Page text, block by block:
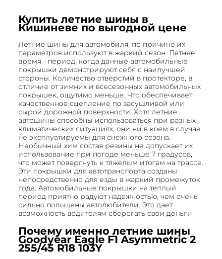
Купить летние шины в
Кишиневе по выгодной цене
Летние шины для автомобиля, по причине их
параметров используют в жаркий сезон. Летнее
время - период, когда данные автомобильные
покрышки демонстрируют себя с наилучшей
стороны. Количество отверстий в протекторе, в
отличие от зимних и всесезонных автомобильных
покрышек, ощутимо меньше. Что обеспечивает
качественное сцепление по засушливой или
сырой дорожной поверхности. Хотя летние
автошины способны использоваться при разных
климатических ситуациях, они ни в коем в случае
не эксплуатируемы для снежного сезона.
Необычный хим состав резины не допускает их
использование при погоде меньше 7 градусов,
что может повергнуть к тяжелым итогам на трассе.
Эти покрышки для автотранспорта созданы
непосредственно для езды в жаркий промежуток
года. Автомобильные покрышки на теплый
период приятно радуют надежностью, чем очень
сильно польщены автолюбители. Это дает
возможность водителям сберегать свои деньги.
Почему именно летние шины
Goodyear Eagle F1 Asymmetric 2
255/45 R18 103Y